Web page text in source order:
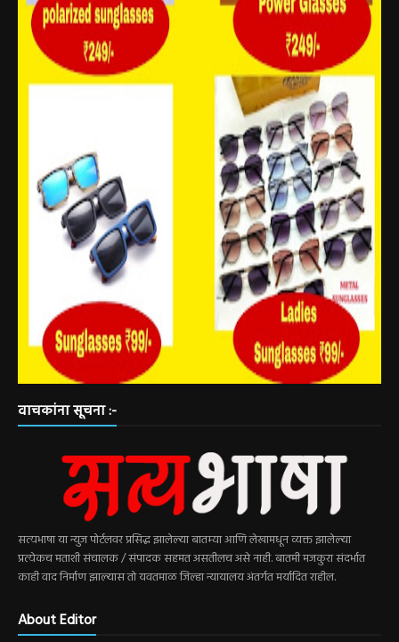
वाचकांना सूचना :-
सत्यभाषा या न्युज पोर्टलवर प्रसिद्ध झालेल्या बातम्या आणि लेखामधून व्यक्त झालेल्या
प्रत्येकच मताशी संचालक / संपादक सहमत असतीलच असे नाही. बातमी मजकुरा संदर्भात
काही वाद निर्माण झाल्यास तो यवतमाळ जिल्हा न्यायालय अंतर्गत मर्यादित राहील.
About Editor